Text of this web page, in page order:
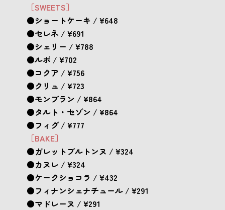
［SWEETS］
●ショートケーキ / ¥648
●セレネ / ¥691
●シェリー / ¥788
●ルポ / ¥702
●コクア / ¥756
●クリュ / ¥723
●モンブラン / ¥864
●タルト・セゾン / ¥864
●フィグ / ¥777
［BAKE］
●ガレットブルトンヌ / ¥324
●カヌレ / ¥324
●ケークショコラ / ¥432
●フィナンシェナチュール / ¥291
●マドレーヌ / ¥291